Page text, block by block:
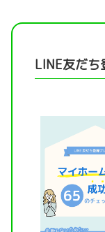
LINE友だち